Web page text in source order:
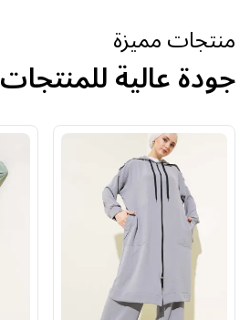
منتجات مميزة
جودة عالية للمنتجات